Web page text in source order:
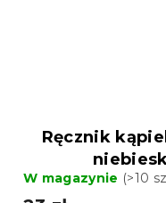
Ręcznik
W magazynie (>10